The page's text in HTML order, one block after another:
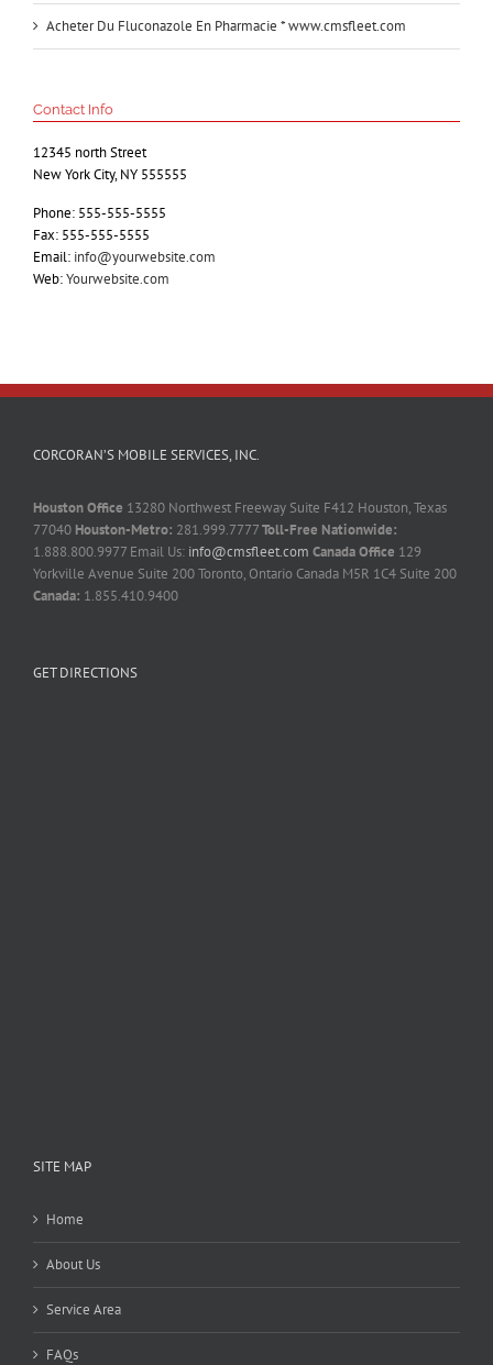
Acheter Du Fluconazole En Pharmacie * www.cmsfleet.com
Contact Info
12345 north Street
New York City, NY 555555
Phone: 555-555-5555
Fax: 555-555-5555
Email: info@yourwebsite.com
Web:Yourwebsite.com
CORCORAN’S MOBILE SERVICES, INC.
Houston Office 13280 Northwest Freeway Suite F412 Houston, Texas
77040 Houston-Metro: 281.999.7777Toll-Free Nationwide:
1.888.800.9977 Email Us: info@cmsfleet.com Canada Office 129
Yorkville Avenue Suite 200 Toronto, Ontario Canada M5R 1C4 Suite 200
Canada: 1.855.410.9400
GET DIRECTIONS
SITE MAP
Home
About Us
Service Area
FAQs